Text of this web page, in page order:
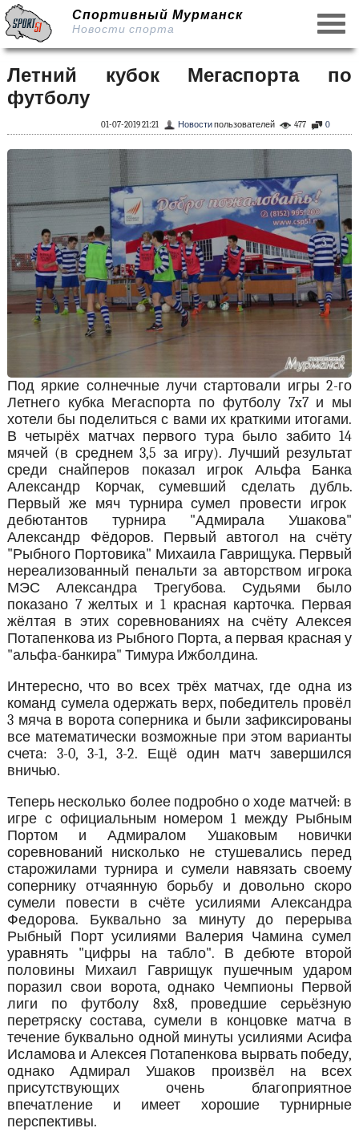
Спортивный Мурманск
Новости спорта
Летний кубок Мегаспорта по
футболу
0
477
Новостипользователей
01-07-2019 21:21
Под яркие солнечные лучи стартовали игры 2-го
Летнего кубка Мегаспорта по футболу 7x7 и мы
хотели бы поделиться с вами их краткими итогами.
В четырёх матчах первого тура было забито 14
мячей (в среднем 3,5 за игру). Лучший результат
среди снайперов показал игрок Альфа Банка
Александр Корчак, сумевший сделать дубль.
Первый же мяч турнира сумел провести игрок
дебютантов турнира "Адмирала Ушакова"
Александр Фёдоров. Первый автогол на счёту
"Рыбного Портовика" Михаила Гаврищука. Первый
нереализованный пенальти за авторством игрока
МЭС Александра Трегубова. Судьями было
показано 7 желтых и 1 красная карточка. Первая
жёлтая в этих соревнованиях на счёту Алексея
Потапенкова из Рыбного Порта, а первая красная у
"альфа-банкира" Тимура Ижболдина.
Интересно, что во всех трёх матчах, где одна из
команд сумела одержать верх, победитель провёл
3 мяча в ворота соперника и были зафиксированы
все математически возможные при этом варианты
счета: 3-0, 3-1, 3-2. Ещё один матч завершился
вничью.
Теперь несколько более подробно о ходе матчей: в
игре с официальным номером 1 между Рыбным
Портом и Адмиралом Ушаковым новички
соревнований нисколько не стушевались перед
старожилами турнира и сумели навязать своему
сопернику отчаянную борьбу и довольно скоро
сумели повести в счёте усилиями Александра
Федорова. Буквально за минуту до перерыва
Рыбный Порт усилиями Валерия Чамина сумел
уравнять "цифры на табло". В дебюте второй
половины Михаил Гаврищук пушечным ударом
поразил свои ворота, однако Чемпионы Первой
лиги по футболу 8x8, проведшие серьёзную
перетряску состава, сумели в концовке матча в
течение буквально одной минуты усилиями Асифа
Исламова и Алексея Потапенкова вырвать победу,
однако Адмирал Ушаков произвёл на всех
присутствующих очень благоприятное
впечатление и имеет хорошие турнирные
перспективы.